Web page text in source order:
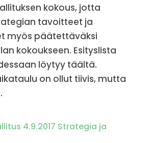
kokous, jotta
tavoitteet ja
myös päätettäväksi
kokoukseen. Esityslista
löytyy täältä.
on ollut tiivis, mutta
4.9.2017 Strategia ja